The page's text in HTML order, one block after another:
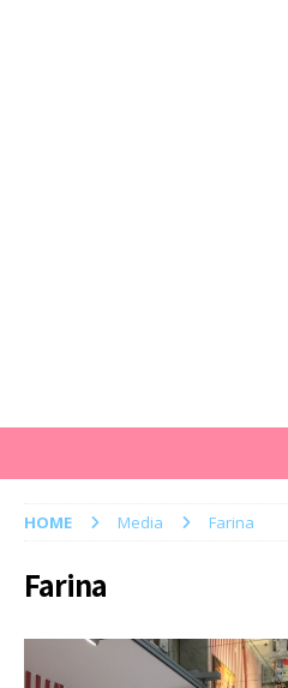
HOME Media Farina
Farina